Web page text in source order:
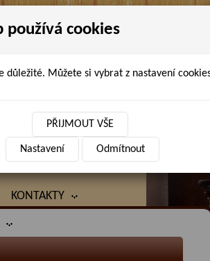
KONTAKTY
používá cookies
důležité. Můžete si vybrat z nastavení
PŘIJMOUT VŠE
Nastavení Odmítnout